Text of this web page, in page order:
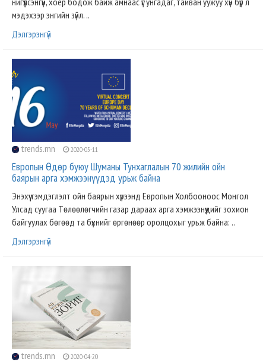
мэдэхээр энгийн зүйл. ..
Дэлгэрэнгүй
trends.mn 2020-05-11
Европын Өдөр буюу Шуманы Тунхаглалын 70 жилийн ойн
баярын арга хэмжээнүүдэд урьж байна
Энэхүү тэмдэглэлт ойн баярын хүрээнд Европын Холбооноос Монгол
Улсад суугаа Төлөөлөгчийн газар дараах арга хэмжээнүүдийг зохион
байгуулах бөгөөд та бүхнийг өргөнөөр оролцохыг урьж байна: ..
Дэлгэрэнгүй
trends.mn 2020-04-20